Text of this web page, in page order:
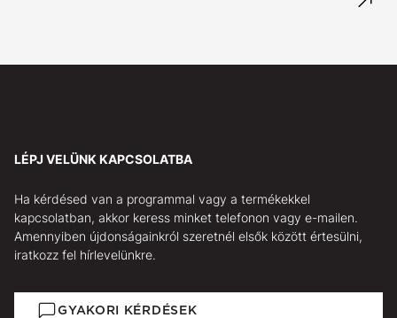
LÉPJ VELÜNK KAPCSOLATBA
Ha kérdésed van a programmal vagy a termékekkel
kapcsolatban, akkor keress minket telefonon vagy e-mailen.
Amennyiben újdonságainkról szeretnél elsők között értesülni,
iratkozz fel hírlevelünkre.
GYAKORI KÉRDÉSEK